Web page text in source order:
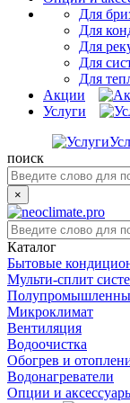
Для
Для
Для
Для
Для
Акции
Услуги
поиск
×
Каталог
Бытовые
Мульти-сплит
Микроклимат
Вентиляция
Водоочистка
Обогрев и
Водонагреватели
Опции и